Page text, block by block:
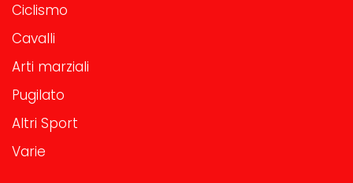
Ciclismo
Cavalli
Arti marziali
Pugilato
Altri Sport
Varie